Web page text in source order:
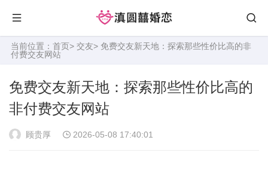
当前位置： 首页> 交友> 免费交友新天地：探索那些性价比高的非
付费交友网站
免费交友新天地：探索那些性价比高的
非付费交友网站
顾贵厚 2026-05-08 17:40:01